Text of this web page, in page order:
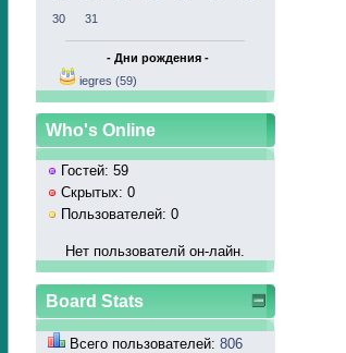
30
31
- Дни рождения -
iegres (59)
Who's Online
Гостей: 59
Скрытых: 0
Пользователей: 0
Нет пользователй он-лайн.
Board Stats
Всего пользователей:806